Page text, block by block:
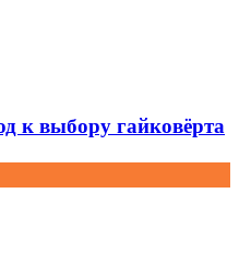
к выбору гайковёрта